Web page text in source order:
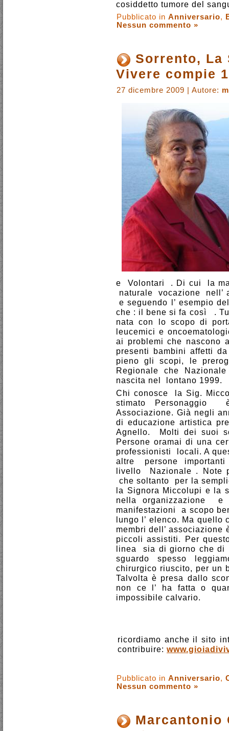
cosiddetto tumore del
Pubblicato in Anniversario,
Nessun commento »
Sorrento, La
Vivere compie
27 dicembre 2009 | Autore:
e Volontari . Di cui la
naturale vocazione nell’
e seguendo l’ esempio
che : il bene si fa così .
nata con lo scopo di
leucemici e
ai problemi che nascono
presenti bambini affetti
pieno gli scopi, le
Regionale che
nascita nel lontano 1999.
Chi conosce la Sig.
stimato Personaggio
Associazione. Già negli
di educazione artistica
Agnello. Molti dei suoi
Persone oramai di una
professionisti locali. A
altre persone importanti
livello Nazionale . Note
che soltanto per la
la Signora Miccolupi e la
nella organizzazione
manifestazioni a scopo
lungo l’ elenco. Ma
membri dell’
piccoli assistiti. Per
linea sia di giorno che di
sguardo spesso
chirurgico riuscito, per un
Talvolta è presa dallo
non ce l’ ha fatta o
impossibile calvario.
ricordiamo anche il sito
contribuire:
Pubblicato in Anniversario,
Nessun commento »
Marcantonio